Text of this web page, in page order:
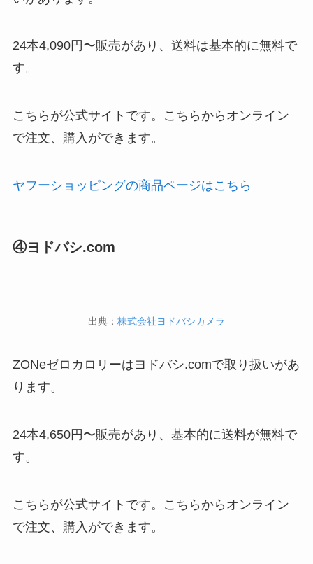
24本4,090円〜販売があり、送料は基本的に無料で
す。
こちらが公式サイトです。こちらからオンライン
で注文、購入ができます。
ヤフーショッピングの商品ページはこちら
④ヨドバシ.com
出典： 株式会社ヨドバシカメラ
ZONeゼロカロリーはヨドバシ.comで取り扱いがあ
ります。
24本4,650円〜販売があり、基本的に送料が無料で
す。
こちらが公式サイトです。こちらからオンライン
で注文、購入ができます。